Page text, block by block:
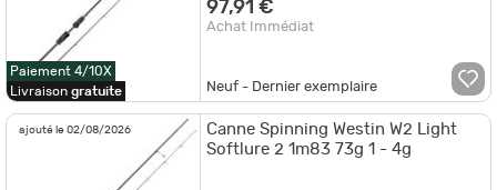
Paiement 4/10X
Livraison gratuite
97,91 €
Achat Immédiat
Neuf - Dernier exemplaire
ajouté le 02/08/2026
Canne Spinning Westin W2 Light
Softlure 2 1m83 73g 1 - 4g